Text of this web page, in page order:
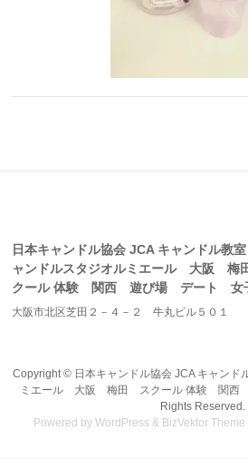
日本キャンドル協会 JCA キャンドル教
ャンドルスタジオルミエール 大阪 梅
クール 体験 関西 遊び場 デート 女
大阪市北区芝田２－４－２ 牛丸ビル５０１
Copyright © 日本キャンドル協会 JCA キャン
ミエール 大阪 梅田 スクール 体験 関
Rights Reserved.
Powered byWordPress & BizVektor Theme